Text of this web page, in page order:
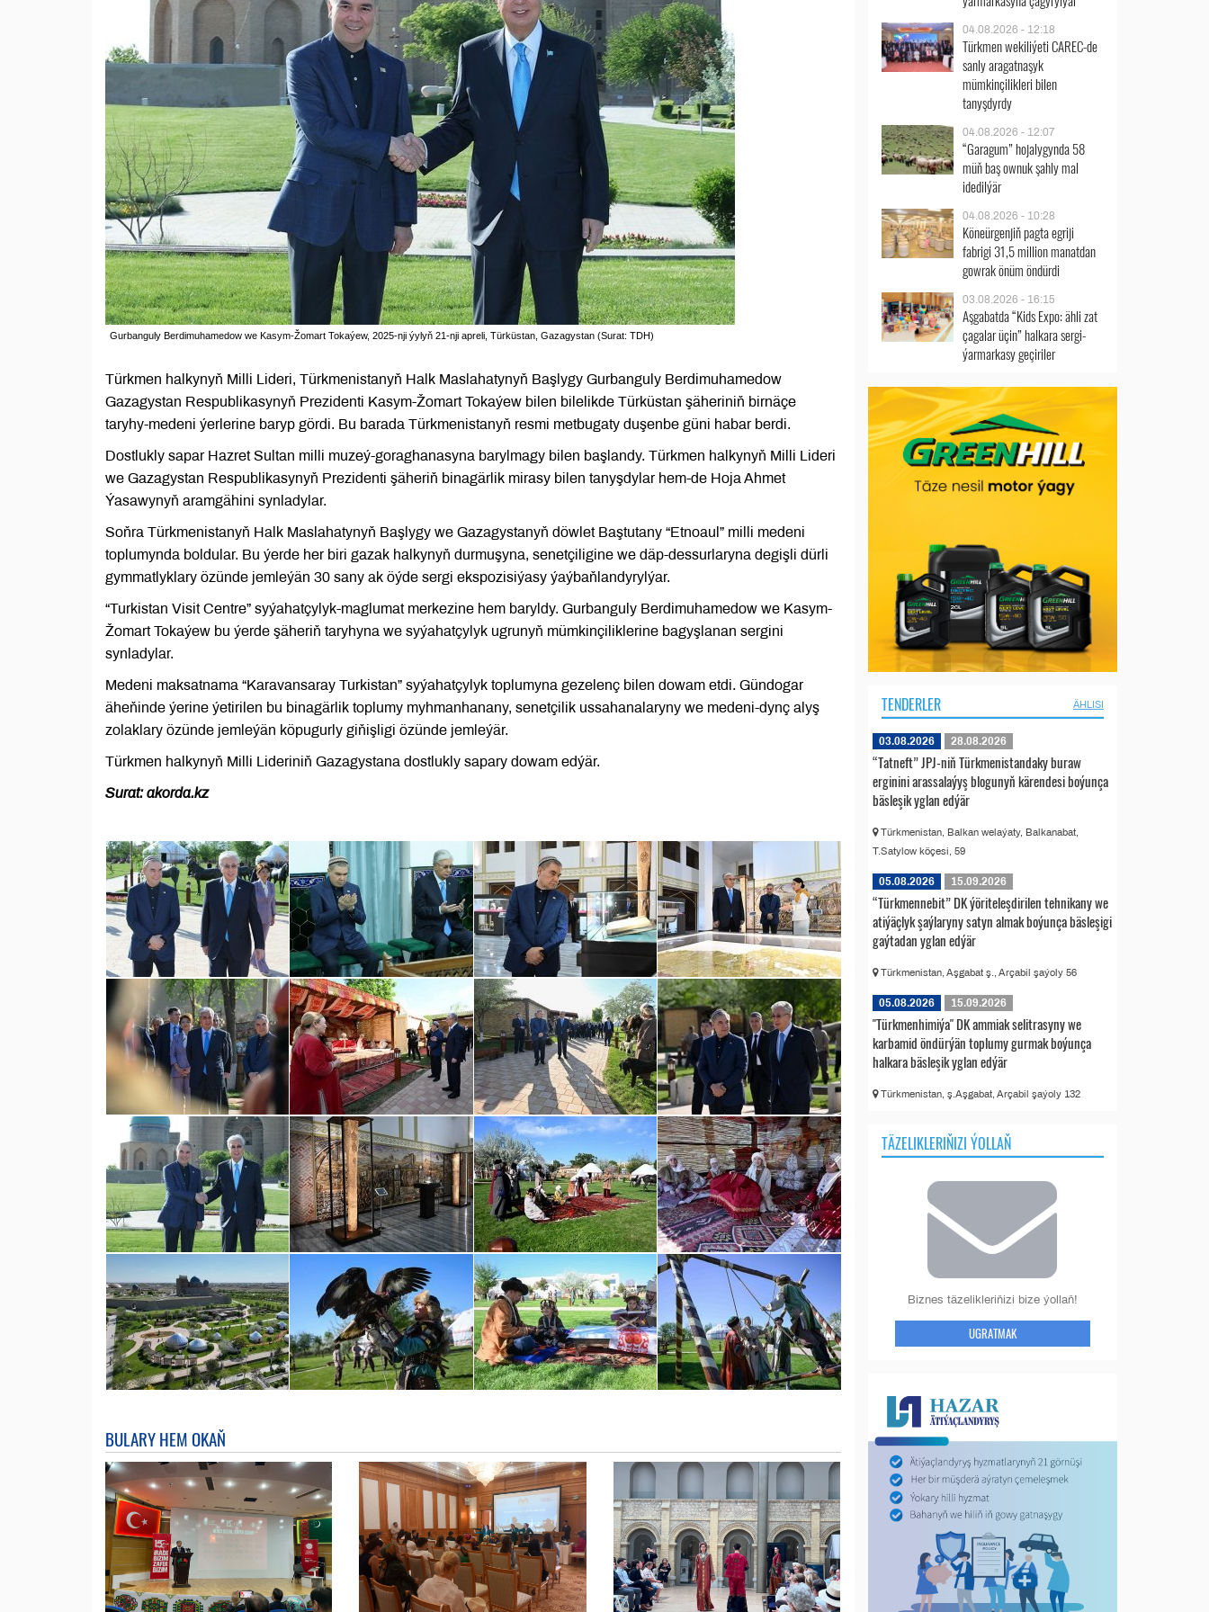
Gurbanguly Berdimuhamedow we Kasym-Žomart Tokaýew, 2025-nji ýylyň 21-nji apreli, Türküstan, Gazagystan (Surat: TDH)
Türkmen halkynyň Milli Lideri, Türkmenistanyň Halk Maslahatynyň Başlygy Gurbanguly Berdimuhamedow
Gazagystan Respublikasynyň Prezidenti Kasym-Žomart Tokaýew bilen bilelikde Türküstan şäheriniň birnäçe
taryhy-medeni ýerlerine baryp gördi. Bu barada Türkmenistanyň resmi metbugaty duşenbe güni habar berdi.
Dostlukly sapar Hazret Sultan milli muzeý-goraghanasyna barylmagy bilen başlandy. Türkmen halkynyň Milli Lideri
we Gazagystan Respublikasynyň Prezidenti şäheriň binagärlik mirasy bilen tanyşdylar hem-de Hoja Ahmet
Ýasawynyň aramgähini synladylar.
Soňra Türkmenistanyň Halk Maslahatynyň Başlygy we Gazagystanyň döwlet Baştutany “Etnoaul” milli medeni
toplumynda boldular. Bu ýerde her biri gazak halkynyň durmuşyna, senetçiligine we däp-dessurlaryna degişli dürli
gymmatlyklary özünde jemleýän 30 sany ak öýde sergi ekspozisiýasy ýaýbaňlandyrylýar.
“Turkistan Visit Centre” syýahatçylyk-maglumat merkezine hem baryldy. Gurbanguly Berdimuhamedow we Kasym-
Žomart Tokaýew bu ýerde şäheriň taryhyna we syýahatçylyk ugrunyň mümkinçiliklerine bagyşlanan sergini
synladylar.
Medeni maksatnama “Karavansaray Turkistan” syýahatçylyk toplumyna gezelenç bilen dowam etdi. Gündogar
äheňinde ýerine ýetirilen bu binagärlik toplumy myhmanhanany, senetçilik ussahanalaryny we medeni-dynç alyş
zolaklary özünde jemleýän köpugurly giňişligi özünde jemleýär.
Türkmen halkynyň Milli Lideriniň Gazagystana dostlukly sapary dowam edýär.
Surat: akorda.kz
BULARY HEM OKAŇ
04.08.2026 - 12:18
Türkmen wekiliýeti CAREC-de
sanly aragatnaşyk
mümkinçilikleri bilen
tanyşdyrdy
04.08.2026 - 12:07
“Garagum” hojalygynda 58
müň baş ownuk şahly mal
idedilýär
04.08.2026 - 10:28
Köneürgenjiň pagta egriji
fabrigi 31,5 million manatdan
gowrak önüm öndürdi
03.08.2026 - 16:15
Aşgabatda “Kids Expo: ähli zat
çagalar üçin” halkara sergi-
ýarmarkasy geçiriler
TENDERLER ÄHLISI
03.08.2026 28.08.2026
“Tatneft” JPJ-niň Türkmenistandaky buraw
erginini arassalaýyş blogunyň kärendesi boýunça
bäsleşik yglan edýär
Türkmenistan, Balkan welaýaty, Balkanabat,
T.Satylow köçesi, 59
05.08.2026 15.09.2026
“Türkmennebit” DK ýöriteleşdirilen tehnikany we
atiýäçlyk şaýlaryny satyn almak boýunça bäsleşigi
gaýtadan yglan edýär
Türkmenistan, Aşgabat ş., Arçabil şaýoly 56
05.08.2026 15.09.2026
"Türkmenhimiýa" DK ammiak selitrasyny we
karbamid öndürýän toplumy gurmak boýunça
halkara bäsleşik yglan edýär
Türkmenistan, ş.Aşgabat, Arçabil şaýoly 132
TÄZELIKLERIŇIZI ÝOLLAŇ
Biznes täzelikleriňizi bize ýollaň!
UGRATMAK